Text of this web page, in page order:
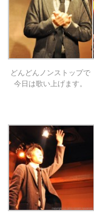
どんどんノンストップで
今日は歌い上げます。